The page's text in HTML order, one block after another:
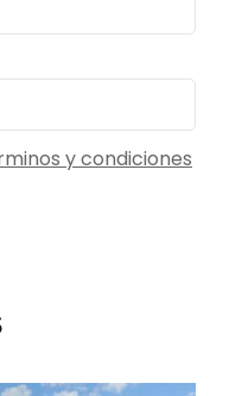
y condiciones